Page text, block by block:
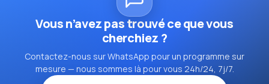
Vous n’avez pas trouvé ce que vous
cherchiez ?
Contactez-nous sur WhatsApp pour un programme sur
mesure — nous sommes là pour vous 24h/24, 7j/7.